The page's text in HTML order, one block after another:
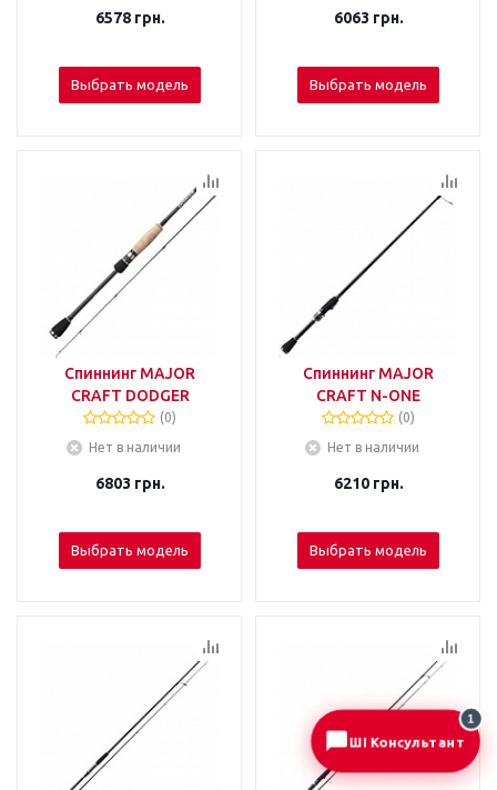
6578грн.
Выбрать модель
6063 грн.
Выбрать модель
Спиннинг MAJOR
CRAFT DODGER
(0)
Нет в наличии
6803 грн.
Выбрать модель
Спиннинг MAJOR
CRAFT N-ONE
(0)
Нет в наличии
6210грн.
Выбрать модель
ШІ Консультант
1